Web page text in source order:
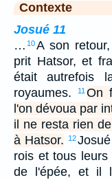
Contexte
Josué 11
… 10A son
prit Hatsor, et
était autrefois
royaumes.
11 On
l'on dévoua par
il ne resta rien
à Hatsor.
12
rois et tous
de l'épée, et il